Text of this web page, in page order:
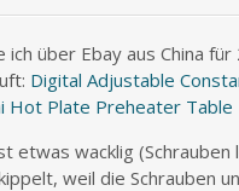
über Ebay aus China für
Digital Adjustable
Hot Plate Preheater Table
etwas wacklig (Schrauben
weil die Schrauben